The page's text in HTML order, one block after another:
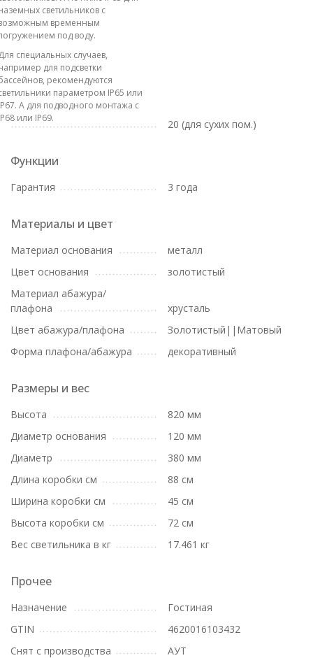
светильников с
временным
под воду.
специальных случаев,
для подсветки
рекомендуются
параметром IP65 или
А для подводного монтажа с
или IP69.
20 (для сухих пом.)
Функции
Гарантия 3 года
Материалы и цвет
Материал основания
металл
Цвет основания
золотистый
Материал абажура/
плафона
хрусталь
Цвет абажура/плафона
Золотистый||Матовый
Форма плафона/абажура
декоративный
Размеры и вес
Высота
820 мм
Диаметр основания
120 мм
Диаметр
380 мм
Длина коробки см
88 см
Ширина коробки см
45 см
Высота коробки см
72 см
Вес светильника в кг
17.461 кг
Прочее
Назначение
Гостиная
GTIN
4620016103432
Снят с производства
АУТ